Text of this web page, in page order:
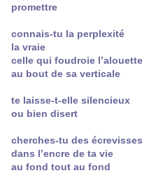
promettre
connais-tu la perplexité
la vraie
celle qui foudroie l’alouette
au bout de sa verticale
te laisse-t-elle silencieux
ou bien disert
cherches-tu des écrevisses
dans l’encre de ta vie
au fond tout au fond